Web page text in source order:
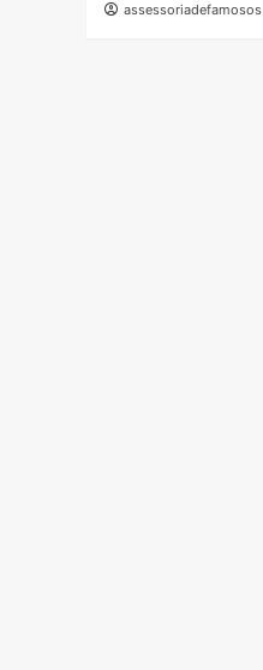
assessoriadefamosos